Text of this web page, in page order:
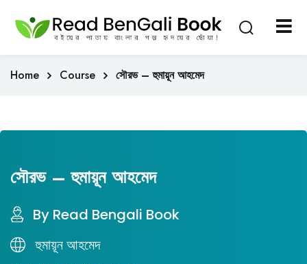
Home Course সৌরভ – হুমায়ূন আহমেদ
সৌরভ – হুমায়ূন আহমেদ
By Read Bengali Book
হুমায়ূন আহমেদ
Sign in Sign up
Sign in
Remember me